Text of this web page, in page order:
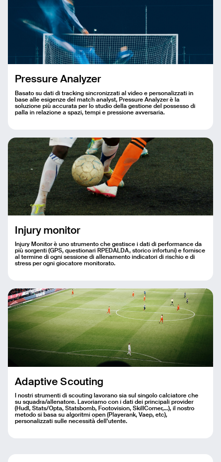
Pressure Analyzer
Basato su dati di tracking sincronizzati al video e personalizzati in
base alle esigenze del match analyst, Pressure Analyzer è la
soluzione più accurata per lo studio della gestione del possesso di
palla in relazione a spazi, tempi e pressione avversaria.
Injury monitor
Injury Monitor è uno strumento che gestisce i dati di performance da
più sorgenti (GPS, questionari RPEDALDA, storico infortuni) e fornisce
al termine di ogni sessione di allenamento indicatori di rischio e di
stress per ogni giocatore monitorato.
Adaptive Scouting
I nostri strumenti di scouting lavorano sia sul singolo calciatore che
su squadra/allenatore. Lavoriamo con i dati dei principali provider
(Hudl, Stats/Opta, Statsbomb, Footovision, SkillCorner,…), il nostro
metodo si basa su algoritmi open (Playerank, Vaep, etc),
personalizzati sulle necessità dell’utente.
Name
Send